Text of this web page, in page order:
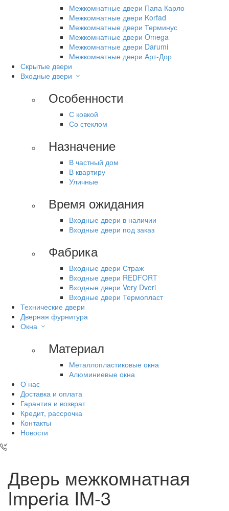
Межкомнатные двери Папа Карло
Межкомнатные двери Korfad
Межкомнатные двери Терминус
Межкомнатные двери Omega
Межкомнатные двери Darumi
Межкомнатные двери Арт-Дор
Скрытые двери
Входные двери
Особенности
С ковкой
Со стеклом
Назначение
В частный дом
В квартиру
Уличные
Время ожидания
Входные двери в наличии
Входные двери под заказ
Фабрика
Входные двери Страж
Входные двери REDFORT
Входные двери Very Dveri
Входные двери Термопласт
Технические двери
Дверная фурнитура
Окна
Материал
Металлопластиковые окна
Алюминиевые окна
О нас
Доставка и оплата
Гарантия и возврат
Кредит, рассрочка
Контакты
Новости
Дверь межкомнатная
Imperia IM-3